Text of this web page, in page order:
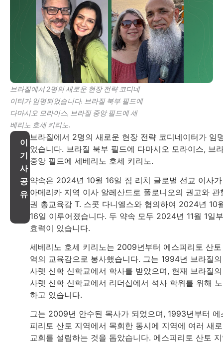
브라질에서 2명의 새로운 현장 전략 코디네
이터가 임명되었습니다. 브라질 북부 필드에
다마시오 모라이스, 브라질 중앙 필드에 세
베리노 호세 키리노.
이
기
사
공
유
브라질에서 2명의 새로운 현장 전략 코디네이터가 임
었습니다. 브라질 북부 필드에 다마시오 모라이스, 브
중앙 필드에 세베리노 호세 키리노.
약속은 2024년 10월 16일 짐 리치 글로벌 선교 이사
아메리카 지역 이사 알레산드로 폴로니오의 권고와 관
권 총교육감 T. 스콧 다니엘스와 협의하여 2024년 10
16일 이루어졌습니다. 두 약속 모두 2024년 11월 1일
효력이 있습니다.
세베리노 호세 키리노는 2009년부터 에스피리토 산
역의 교육감으로 봉사했습니다. 그는 1994년 브라질
사렛 신학 신학교에서 학사를 받았으며, 현재 브라질
사렛 신학 신학교에서 리더십에서 석사 학위를 위해
하고 있습니다.
그는 2009년 안수된 목사가 되었으며, 1993년부터 에
피리토 산토 지역에서 목회한 동시에 지역에 여러 새
교회를 설립하는 것을 돕았습니다. 에스피리토 산토